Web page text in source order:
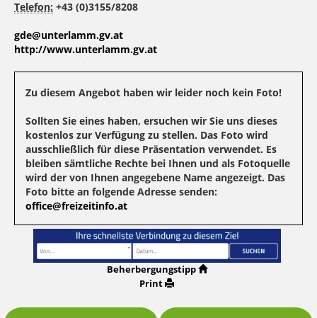
Telefon: +43 (0)3155/8208
gde@unterlamm.gv.at
http://www.unterlamm.gv.at
Zu diesem Angebot haben wir leider noch kein Foto!
Sollten Sie eines haben, ersuchen wir Sie uns dieses
kostenlos zur Verfügung zu stellen. Das Foto wird
ausschließlich für diese Präsentation verwendet. Es
bleiben sämtliche Rechte bei Ihnen und als Fotoquelle
wird der von Ihnen angegebene Name angezeigt. Das
Foto bitte an folgende Adresse senden:
office@freizeitinfo.at
Beherbergungstipp
Print